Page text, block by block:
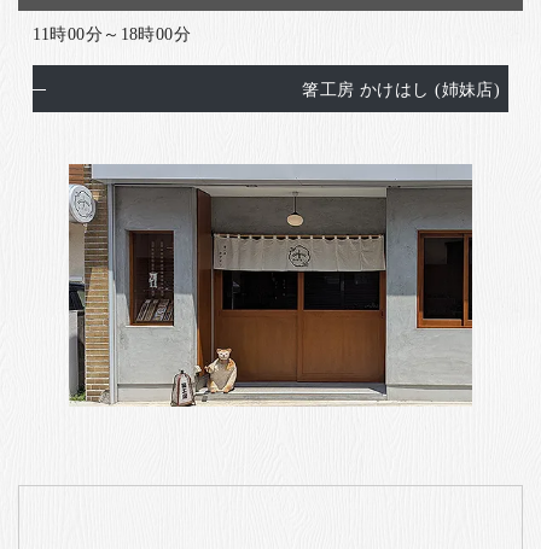
11時00分～18時00分
箸工房 かけはし (姉妹店)